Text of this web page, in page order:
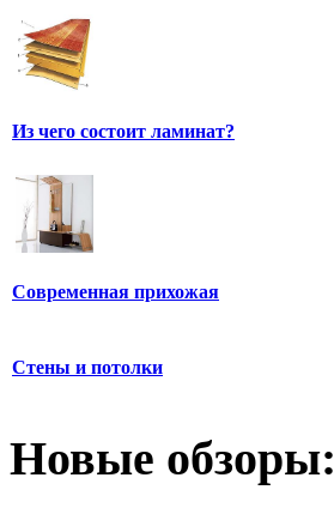
Из чего состоит ламинат?
Современная прихожая
Стены и потолки
Новые обзоры: